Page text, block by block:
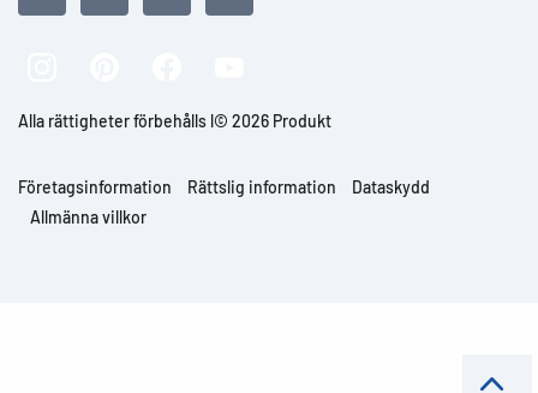
Alla rättigheter förbehålls l© 2026 Produkt
Företagsinformation Rättslig information
Dataskydd
Allmänna villkor